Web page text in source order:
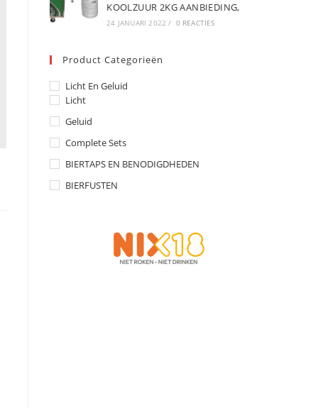
KOOLZUUR 2KG AANBIEDING,
24 JANUARI 2022 / 0 REACTIES
Product Categorieën
Licht En Geluid
Licht
Geluid
Complete Sets
BIERTAPS EN BENODIGDHEDEN
BIERFUSTEN